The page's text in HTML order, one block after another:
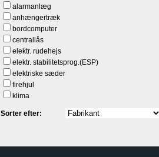
alarmanlæg
anhængertræk
bordcomputer
centrallås
elektr. rudehejs
elektr. stabilitetsprog.(ESP)
elektriske sæder
firehjul
klima
Sorter efter: